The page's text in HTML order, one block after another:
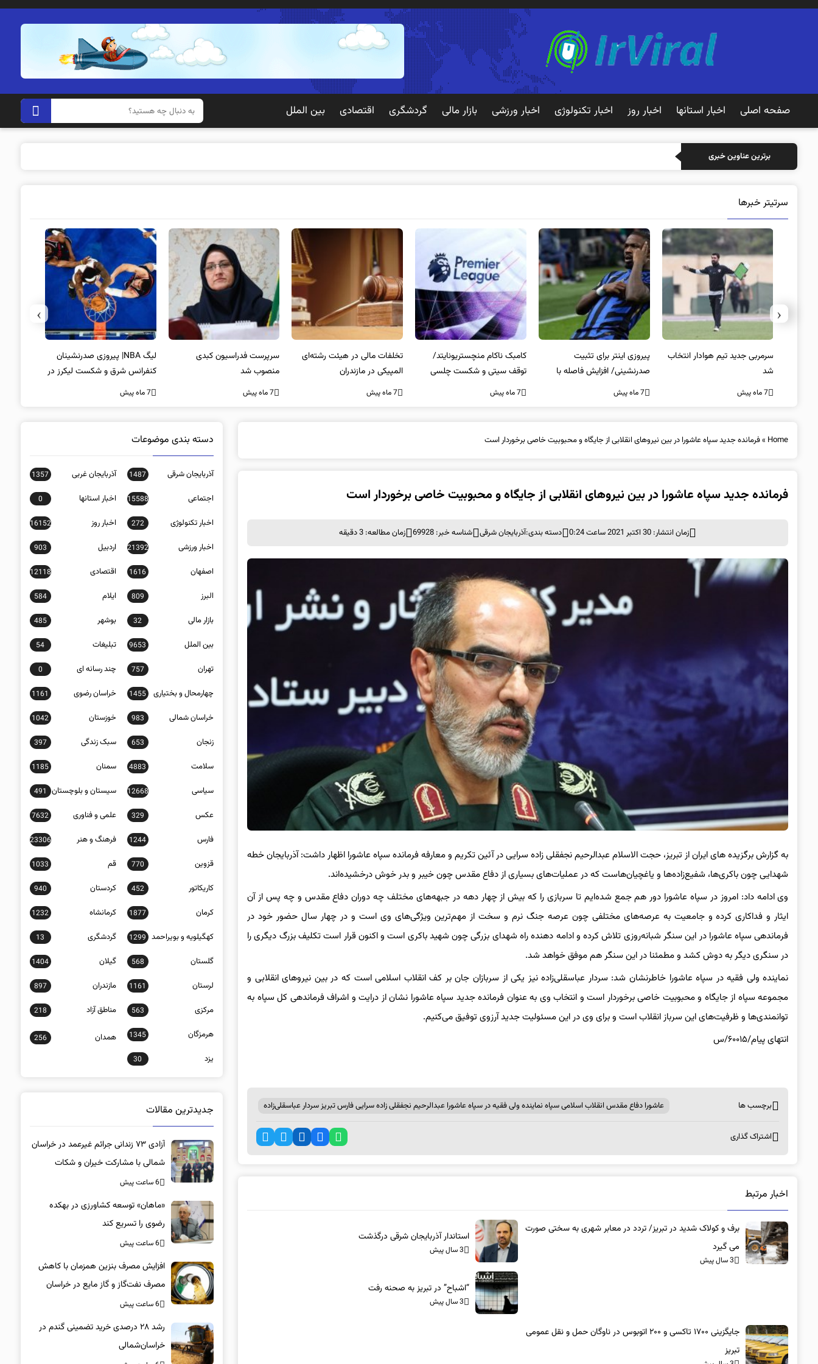
صفحه اصلی اخبار استانها اخبار روز اخبار تکنولوژی اخبار ورزشی بازار مالی گردشگری اقتصادی بین الملل
برترین عناوین خبری
سرتیتر خبرها
سرمربی جدید تیم هوادار انتخاب
شد
7 ماه پیش
پیروزی اینتر برای تثبیت
صدرنشینی/ افزایش فاصله با
ناپولی
7 ماه پیش
کامبک ناکام منچستریونایتد/
توقف سیتی و شکست چلسی
7 ماه پیش
تخلفات مالی در هیئت رشته‌ای
المپیکی در مازندران
7 ماه پیش
سرپرست فدراسیون کبدی
منصوب شد
7 ماه پیش
لیگ NBA| پیروزی صدرنشینان
کنفرانس شرق و شکست لیکرز در
غیاب جیمز
7 ماه پیش
‹
›
Home
»فرمانده جدید سپاه عاشورا در بین نیروهای انقلابی از جایگاه و محبوبیت خاصی برخوردار است
فرمانده جدید سپاه عاشورا در بین نیروهای انقلابی از جایگاه و محبوبیت خاصی برخوردار است
زمان انتشار: 30 اکتبر 2021 ساعت 0:24 دسته بندی:آذربایجان شرقی شناسه خبر: 69928 زمان مطالعه: 3 دقیقه
به گزارش برگزیده های ایران از تبریز، حجت الاسلام عبدالرحیم نجفقلی زاده سرایی در آئین تکریم و معارفه فرمانده سپاه عاشورا اظهار داشت: آذربایجان خطه
شهدایی چون باکری‌ها، شفیع‌زاده‌ها و یاغچیان‌هاست که در عملیات‌های بسیاری از دفاع مقدس چون خیبر و بدر خوش درخشیده‌اند‌.
وی ادامه داد: امروز در سپاه عاشورا دور هم جمع شده‌ایم تا سربازی را که بیش از چهار دهه در جبهه‌های مختلف چه دوران دفاع مقدس و چه پس از آن
ایثار و فداکاری کرده و جامعیت به عرصه‌های مختلفی چون عرصه جنگ نرم و سخت از مهم‌ترین ویژگی‌های وی است و در چهار سال حضور خود در
فرماندهی سپاه عاشورا در این سنگر شبانه‌روزی تلاش کرده و ادامه دهنده راه شهدای بزرگی چون شهید باکری است و اکنون قرار است تکلیف بزرگ دیگری را
در سنگری دیگر به دوش کشد و مطمئنا در این سنگر هم موفق خواهد شد.
نماینده ولی فقیه در سپاه عاشورا خاطرنشان شد: سردار عباسقلی‌زاده نیز یکی از سربازان جان بر کف انقلاب اسلامی است که در بین نیروهای انقلابی و
مجموعه سپاه از جایگاه و محبوبیت خاصی برخوردار است و انتخاب وی به عنوان فرمانده جدید سپاه عاشورا نشان از درایت و اشراف فرماندهی کل سپاه به
توانمندی‌ها و ظرفیت‌های این سرباز انقلاب است و برای وی در این مسئولیت جدید آرزوی توفیق می‌کنیم‌.
انتهای پیام/۶۰۰۱۵/س
برچسب ها عاشورا دفاع مقدس انقلاب اسلامی سپاه نماینده ولی فقیه در سپاه عاشورا عبدالرحیم نجفقلی زاده سرایی فارس تبریز سردار عباسقلی‌زاده
اشتراک گذاری
اخبار مرتبط
برف و کولاک شدید در تبریز/ تردد در معابر شهری به سختی صورت
می گیرد
3 سال پیش
استاندار آذربایجان شرقی درگذشت
3 سال پیش
“اشباح” در تبریز به صحنه رفت
3 سال پیش
جایگزینی ۱۷۰۰ تاکسی و ۲۰۰ اتوبوس در ناوگان حمل و نقل عمومی
تبریز
دسته بندی موضوعات
آذربایجان شرقی 1487 آذربایجان غربی 1357
اجتماعی 15588 اخبار استانها 0
اخبار تکنولوژی 272 اخبار روز 16152
اخبار ورزشی 21392 اردبیل 903
اصفهان 1616 اقتصادی 12118
البرز 809 ایلام 584
بازار مالی 32 بوشهر 485
بین الملل 9653 تبلیغات 54
تهران 757 چند رسانه ای 0
چهارمحال و بختیاری 1455 خراسان رضوی 1161
خراسان شمالی 983 خوزستان 1042
زنجان 653 سبک زندگی 397
سلامت 4883 سمنان 1185
سیاسی 12668 سیستان و بلوچستان 491
عکس 329 علمی و فناوری 7632
فارس 1244 فرهنگ و هنر 23306
قزوین 770 قم 1033
کاریکاتور 452 کردستان 940
کرمان 1877 کرمانشاه 1232
کهگیلویه و بویراحمد 1299 گردشگری 13
گلستان 568 گیلان 1404
لرستان 1161 مازندران 897
مرکزی 563 مناطق آزاد 218
هرمزگان 1345 همدان 256
یزد 30
جدیدترین مقالات
آزادی ۷۳ زندانی جرائم غیرعمد در خراسان
شمالی با مشارکت خیران و شکات
6 ساعت پیش
«ماهان» توسعه کشاورزی در بهکده
رضوی را تسریع کند
6 ساعت پیش
افزایش مصرف بنزین همزمان با کاهش
مصرف نفت‌گاز و گاز مایع در خراسان
شمالی
6 ساعت پیش
رشد ۲۸ درصدی خرید تضمینی گندم در
خراسان‌شمالی